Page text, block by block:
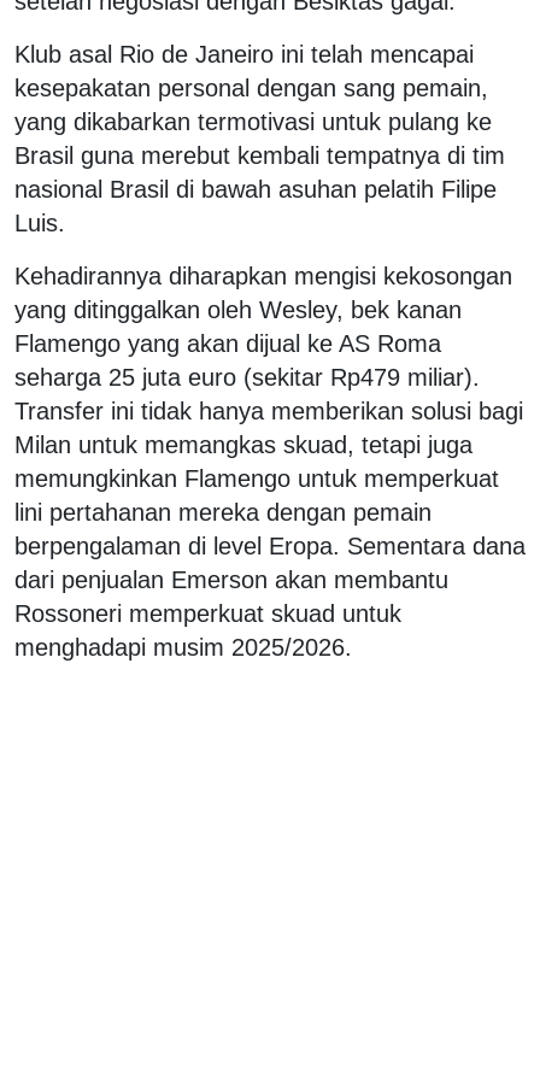
Klub asal Rio de Janeiro ini telah mencapai
kesepakatan personal dengan sang pemain,
yang dikabarkan termotivasi untuk pulang ke
Brasil guna merebut kembali tempatnya di tim
nasional Brasil di bawah asuhan pelatih Filipe
Luis.
Kehadirannya diharapkan mengisi kekosongan
yang ditinggalkan oleh Wesley, bek kanan
Flamengo yang akan dijual ke AS Roma
seharga 25 juta euro (sekitar Rp479 miliar).
Transfer ini tidak hanya memberikan solusi bagi
Milan untuk memangkas skuad, tetapi juga
memungkinkan Flamengo untuk memperkuat
lini pertahanan mereka dengan pemain
berpengalaman di level Eropa. Sementara dana
dari penjualan Emerson akan membantu
Rossoneri memperkuat skuad untuk
menghadapi musim 2025/2026.